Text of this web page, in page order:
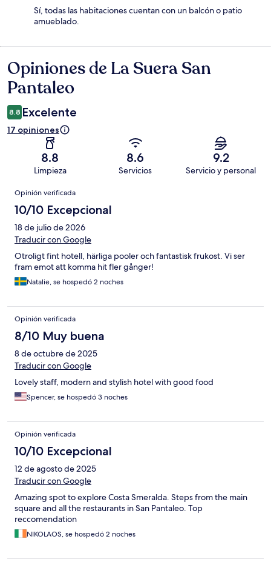
Sí, todas las habitaciones cuentan con un balcón o patio
amueblado.
Opiniones
Opiniones de La Suera San
Pantaleo
8.8 Excelente
17 opiniones
8.8
Limpieza
8.6
Servicios
9.2
Servicio y personal
Opiniones
Opinión verificada
10/10 Excepcional
18 de julio de 2026
Traducir con Google
Otroligt fint hotell, härliga pooler och fantastisk frukost. Vi ser
fram emot att komma hit fler gånger!
Natalie, se hospedó 2 noches
Opinión verificada
8/10 Muy buena
8 de octubre de 2025
Traducir con Google
Lovely staff, modern and stylish hotel with good food
Spencer, se hospedó 3 noches
Opinión verificada
10/10 Excepcional
12 de agosto de 2025
Traducir con Google
Amazing spot to explore Costa Smeralda. Steps from the main
square and all the restaurants in San Pantaleo. Top
reccomendation
NIKOLAOS, se hospedó 2 noches